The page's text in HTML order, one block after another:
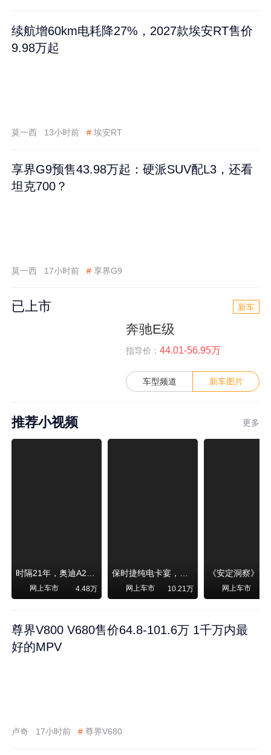
续航增60km电耗降27%，2027款埃安RT售价
9.98万起
莫一西 13小时前 # 埃安RT
享界G9预售43.98万起：硬派SUV配L3，还看
坦克700？
莫一西 17小时前 # 享界G9
已上市 新车
奔驰E级
指导价： 44.01-56.95万
车型频道 新车图片
推荐小视频 更多
时隔21年，奥迪A2强势归来！
网上车市 4.48万
保时捷纯电卡宴，跑赛道！比超级跑车性能还强，动力、刹车竟然没有热衰减
网上车市 10.21万 网上车市
尊界V800 V680售价64.8-101.6万 1千万内最
好的MPV
卢奇 17小时前 # 尊界V680